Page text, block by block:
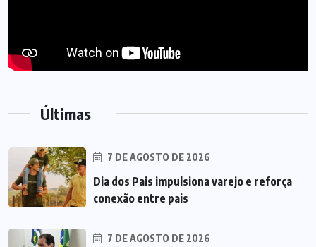
Últimas
7 DE AGOSTO DE 2026
Dia dos Pais impulsiona varejo e reforça
conexão entre pais
7 DE AGOSTO DE 2026